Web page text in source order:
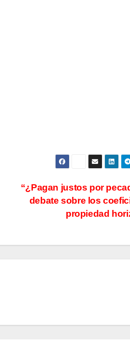
“¿Pagan justos por
debate sobre los
propiedad